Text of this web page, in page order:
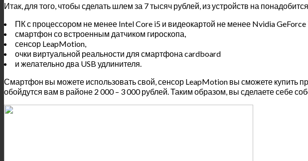
Итак, для того, чтобы сделать шлем за 7 тысяч рублей, из устройств на
ПК с процессором не менее Intel Core i5 и видеокартой не менее Nvidia GeForce
смартфон со встроенным датчиком гироскопа,
сенсор LeapMotion,
очки виртуальной реальности для смартфона cardboard
и желательно два USB удлинителя.
Смартфон вы можете использовать свой, сенсор LeapMotion вы сможете купить
обойдутся вам в районе 2 000 – 3 000 рублей. Таким образом, вы сделаете себе